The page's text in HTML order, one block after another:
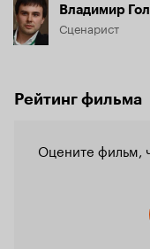
Владимир
Сценарист
Рейтинг фильма
Оцените фильм,